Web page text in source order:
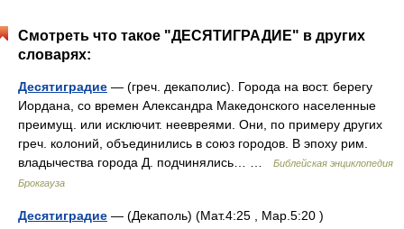
Смотреть что такое "ДЕСЯТИГРАДИЕ" в других
словарях:
Десятиградие — (греч. декаполис). Города на вост. берегу
Иордана, со времен Александра Македонского населенные
преимущ. или исключит. неевреями. Они, по примеру других
греч. колоний, объединились в союз городов. В эпоху рим.
владычества города Д. подчинялись… …
Библейская энциклопедия
Брокгауза
Десятиградие — (Декаполь) (Мат.4:25 , Мар.5:20 )